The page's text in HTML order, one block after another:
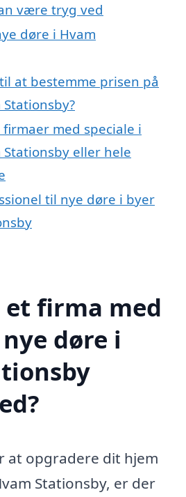
være tryg ved
døre i Hvam
at bestemme prisen på
med speciale i
eller hele
til nye døre i byer
et firma med
døre i
at opgradere dit hjem
Stationsby, er der